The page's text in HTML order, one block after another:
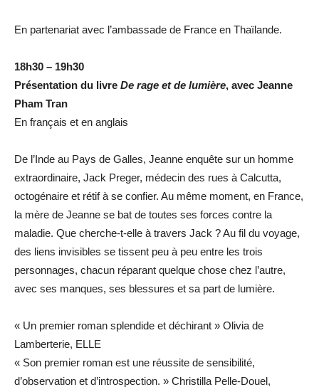
En partenariat avec l’ambassade de France en Thaïlande.
18h30 – 19h30
Présentation du livre De rage et de lumière, avec Jeanne
Pham Tran
En français et en anglais
De l’Inde au Pays de Galles, Jeanne enquête sur un homme
extraordinaire, Jack Preger, médecin des rues à Calcutta,
octogénaire et rétif à se confier. Au même moment, en France,
la mère de Jeanne se bat de toutes ses forces contre la
maladie. Que cherche-t-elle à travers Jack ? Au fil du voyage,
des liens invisibles se tissent peu à peu entre les trois
personnages, chacun réparant quelque chose chez l’autre,
avec ses manques, ses blessures et sa part de lumière.
« Un premier roman splendide et déchirant » Olivia de
Lamberterie, ELLE
« Son premier roman est une réussite de sensibilité,
d’observation et d’introspection. » Christilla Pelle-Douel,